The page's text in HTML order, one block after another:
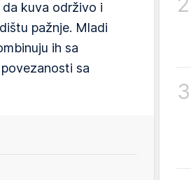
kuva održivo i
pažnje. Mladi
ih sa
sa
3